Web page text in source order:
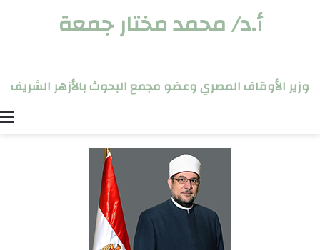
أ.د/ محمد مختار جمعة
وزير الأوقاف المصري وعضو مجمع البحوث بالأزهر الشريف